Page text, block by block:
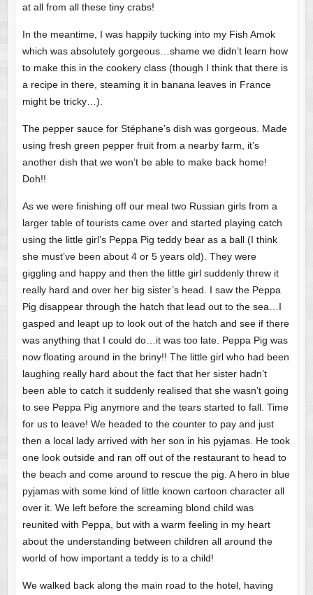
at all from all these tiny crabs!
In the meantime, I was happily tucking into my Fish Amok
which was absolutely gorgeous…shame we didn’t learn how
to make this in the cookery class (though I think that there is
a recipe in there, steaming it in banana leaves in France
might be tricky…).
The pepper sauce for Stéphane’s dish was gorgeous. Made
using fresh green pepper fruit from a nearby farm, it’s
another dish that we won’t be able to make back home!
Doh!!
As we were finishing off our meal two Russian girls from a
larger table of tourists came over and started playing catch
using the little girl’s Peppa Pig teddy bear as a ball (I think
she must’ve been about 4 or 5 years old). They were
giggling and happy and then the little girl suddenly threw it
really hard and over her big sister’s head. I saw the Peppa
Pig disappear through the hatch that lead out to the sea…I
gasped and leapt up to look out of the hatch and see if there
was anything that I could do…it was too late. Peppa Pig was
now floating around in the briny!! The little girl who had been
laughing really hard about the fact that her sister hadn’t
been able to catch it suddenly realised that she wasn’t going
to see Peppa Pig anymore and the tears started to fall. Time
for us to leave! We headed to the counter to pay and just
then a local lady arrived with her son in his pyjamas. He took
one look outside and ran off out of the restaurant to head to
the beach and come around to rescue the pig. A hero in blue
pyjamas with some kind of little known cartoon character all
over it. We left before the screaming blond child was
reunited with Peppa, but with a warm feeling in my heart
about the understanding between children all around the
world of how important a teddy is to a child!
We walked back along the main road to the hotel, having